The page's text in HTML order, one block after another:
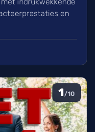
en
1/10